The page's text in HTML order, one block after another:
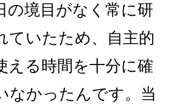
の境目がなく常に研
ていたため、自主的
える時間を十分に確
なかったんです。当